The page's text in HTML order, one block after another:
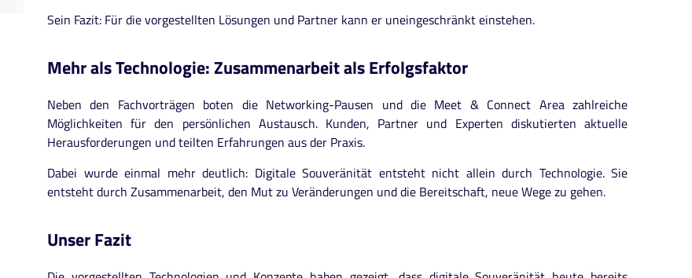
Sein Fazit: Für die vorgestellten Lösungen und Partner kann er uneingeschränkt einstehen.
Mehr als Technologie: Zusammenarbeit als Erfolgsfaktor
Neben den Fachvorträgen boten die Networking-Pausen und die Meet & Connect Area zahlreiche
Möglichkeiten für den persönlichen Austausch. Kunden, Partner und Experten diskutierten aktuelle
Herausforderungen und teilten Erfahrungen aus der Praxis.
Dabei wurde einmal mehr deutlich: Digitale Souveränität entsteht nicht allein durch Technologie. Sie
entsteht durch Zusammenarbeit, den Mut zu Veränderungen und die Bereitschaft, neue Wege zu gehen.
Unser Fazit